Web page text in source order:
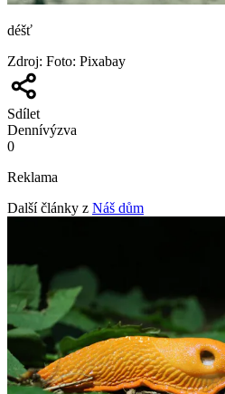
déšť
Zdroj: Foto: Pixabay
Sdílet
Dennívýzva
0
Reklama
Další články z Náš dům